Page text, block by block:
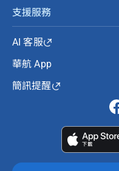
支援服務
AI 客服
華航 App
簡訊提醒